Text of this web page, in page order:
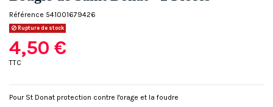
Référence 541001679426
Rupture de stock
4,50 €
TTC
Pour St Donat protection contre l'orage et la foudre